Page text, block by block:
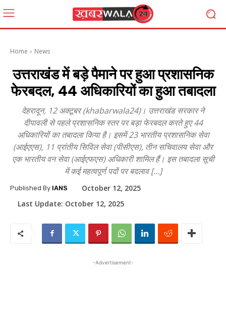
Home News
उत्तराखंड में बड़े पैमाने पर हुआ प्रशासनिक
फेरबदल, 44 अधिकारियों का हुआ तबादला
देहरादून, 12 अक्टूबर (khabarwala24)। उत्तराखंड सरकार ने
दीपावली से पहले प्रशासनिक स्तर पर बड़ा फेरबदल करते हुए 44
अधिकारियों का तबादला किया है। इसमें 23 भारतीय प्रशासनिक सेवा
(आईएएस), 11 प्रांतीय सिविल सेवा (पीसीएस), तीन सचिवालय सेवा और
एक भारतीय वन सेवा (आईएफएस) अधिकारी शामिल हैं। इस तबादला सूची
में कई महत्वपूर्ण पदों पर बदलाव […]
Published By IANS
October 12, 2025
Last Update: October 12, 2025
-Advertisement-